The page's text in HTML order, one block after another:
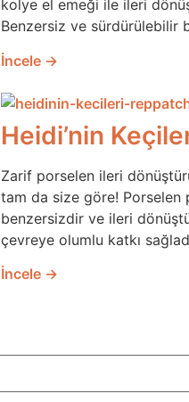
kolye el emeği ile ileri
Benzersiz ve sürdürülebilir
İncele →
Heidi’nin
Zarif porselen ileri
tam da size göre! Porselen
benzersizdir ve ileri
çevreye olumlu katkı
İncele →